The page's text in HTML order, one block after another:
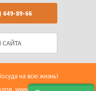
649-89-66
САЙТА
на всю жизнь!
www.shop2you.ru